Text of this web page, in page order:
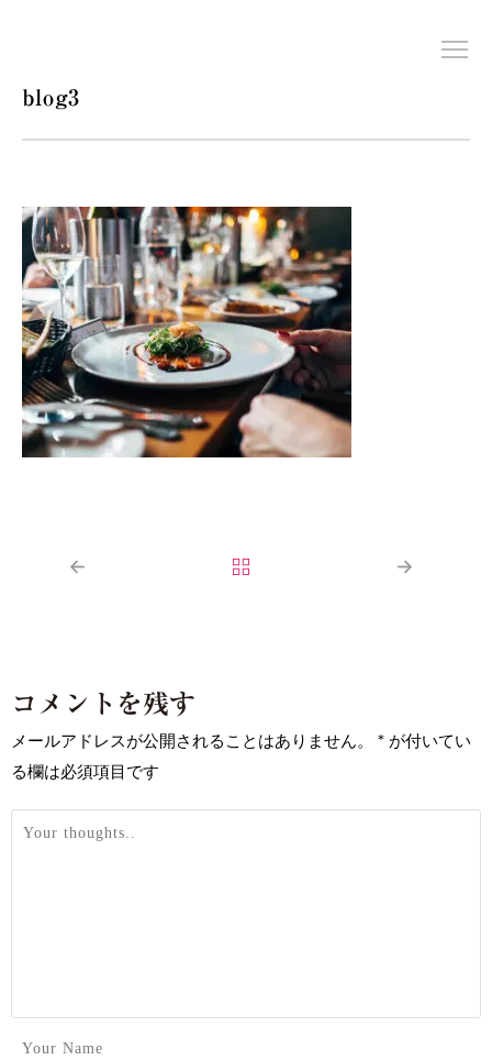
blog3
コメントを残す
メールアドレスが公開されることはありません。 * が付いてい
る欄は必須項目です